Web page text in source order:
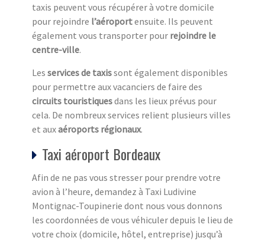
taxis peuvent vous récupérer à votre domicile
pour rejoindre l’aéroportensuite. Ils peuvent
également vous transporter pour rejoindre le
centre-ville.
Les services de taxissont également disponibles
pour permettre aux vacanciers de faire des
circuits touristiquesdans les lieux prévus pour
cela. De nombreux services relient plusieurs villes
et auxaéroports régionaux.
Taxi aéroport Bordeaux
Afin de ne pas vous stresser pour prendre votre
avion à l’heure, demandez à Taxi Ludivine
Montignac-Toupinerie dont nous vous donnons
les coordonnées de vous véhiculer depuis le lieu de
votre choix (domicile, hôtel, entreprise) jusqu’à